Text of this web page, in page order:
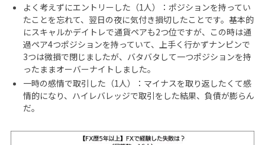
よく考えずにエントリーした（1人）：ポジションを持ってい
たことを忘れて、翌日の夜に気付き損切したことです。基本的
にスキャルかデイトレで通貨ペアも2つ位ですが、この時は通
過ペア4つポジションを持っていて、上手く行かずナンピンで
3つは微損で閉じましたが、バタバタして一つポジションを持
ったままオーバーナイトしました。
一時の感情で取引した（1人）：マイナスを取り返したくて感
情的になり、ハイレバレッジで取引をした結果、負債が膨らん
だ。